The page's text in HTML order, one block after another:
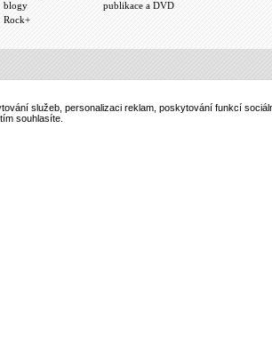
blogy
Rock+
publikace a DVD
služeb, personalizaci reklam, poskytování funkcí
souhlasíte.